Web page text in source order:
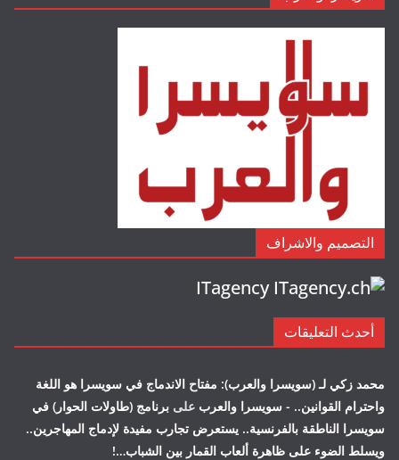
التصميم والاشراف
ITagency
أحدث التعليقات
محمد زكي لـ (سويسرا والعرب): مفتاح الاندماج في سويسرا هو اللغة
واحترام القوانين.. - سويسرا والعرب على برنامج (طاولات الحوار) في
سويسرا الناطقة بالفرنسية.. يستعرض تجارب مفيدة لإدماج المهاجرين..
ويسلط الضوء على ظاهرة ألعاب القمار بين الشباب…!